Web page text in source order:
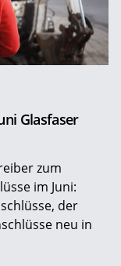
Glasfaser
zum
im Juni:
der
neu in